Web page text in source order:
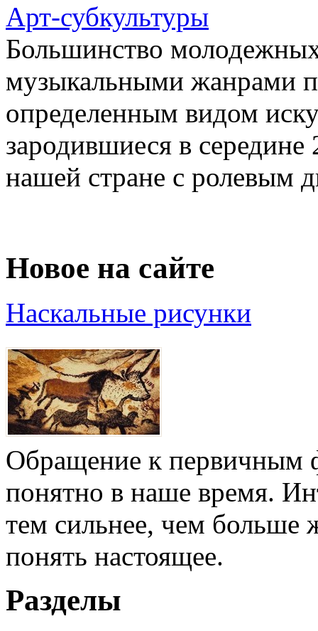
Арт-субкультуры
Большинство
музыкальными жанрами
определенным видом
зародившиеся в
нашей стране с ролевым
Новое на сайте
Наскальные рисунки
Обращение к первичным
понятно в наше время.
тем сильнее, чем больше
понять настоящее.
Разделы